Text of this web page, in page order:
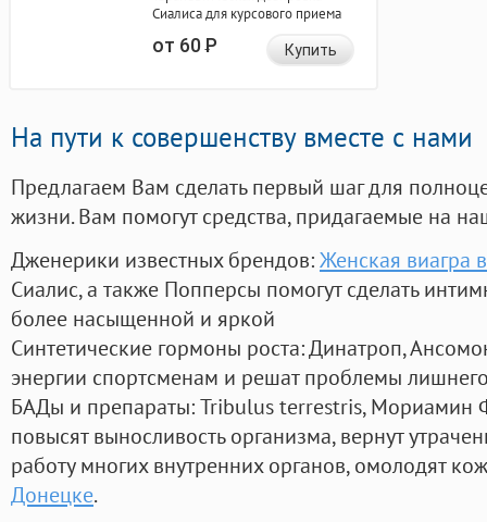
Сиалиса для курсового приема
от 60Р Купить
На пути к совершенству вместе с нами
Предлагаем Вам сделать первый шаг для
жизни. Вам помогут средства, придагаемые на
Дженерики известных брендов:Женская виагра
Сиалис, а также Попперсы помогут сделать
более насыщенной и яркой
Синтетические гормоны роста: Динатроп,
энергии спортсменам и решат проблемы
БАДы и препараты:Tribulus terrestris, Мориамин
повысят выносливость организма, вернут
работу многих внутренних органов, омолодят
Донецке.